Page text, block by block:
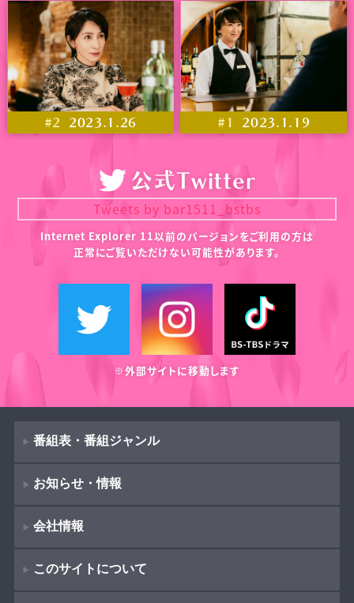
#2 2023.1.26 #1 2023.1.19
公式Twitter
Tweets by bar1511_bstbs
Internet Explorer 11以前のバージョンをご利用の方は
正常にご覧いただけない可能性があります。
※外部サイトに移動します
番組表・番組ジャンル
番組表
番組ジャンル
ドラマ
映画
お知らせ・情報
新着情報
お知らせ
会社情報
会社概要
（Company Information）
このサイトについて